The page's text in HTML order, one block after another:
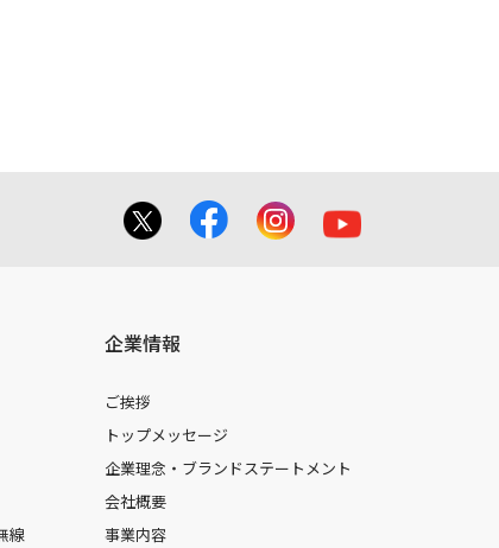
線
企業情報
ご挨拶
トップメッセージ
企業理念・ブランドステートメント
会社概要
事業内容